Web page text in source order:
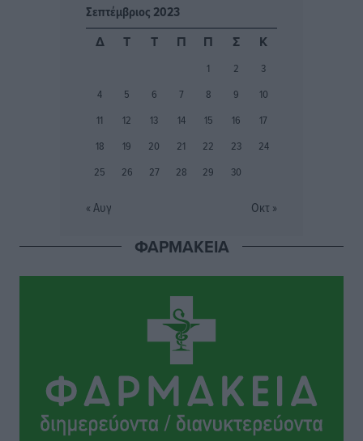
Εθνικός Αρχίπολης: Μεγάλο βήμα προόδου η ίδρυση
Ιππότες: Με το βλέμμα στραμμένο στο μέλλον
Ολοκλήρωση του έργου αναβάθμισης των
υποδομών του Νεστορίδειου Μελάθρου
Τοπικές Ειδήσεις πριν 4 ώρες
Γ.Σ. Διαγόρας: Στα «κυανέρυθρα» ο Janni Pembe
Σεπτέμβριος 2023
Δ
Τ Τ Π Π Σ Κ
1 2
3
4
5 6 7 8 9
10
11
12 13 14 15 16
17
18
19 20 21 22 23
24
25
26 27 28 29 30
« Αυγ Οκτ »
ΦΑΡΜΑΚΕΙΑ